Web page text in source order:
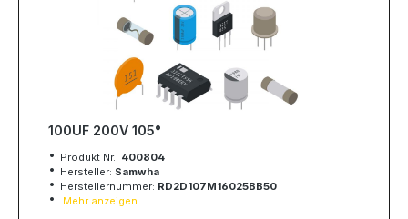
100UF 200V 105°
Produkt Nr.: 400804
Hersteller: Samwha
Herstellernummer: RD2D107M16025BB50
Mehr anzeigen